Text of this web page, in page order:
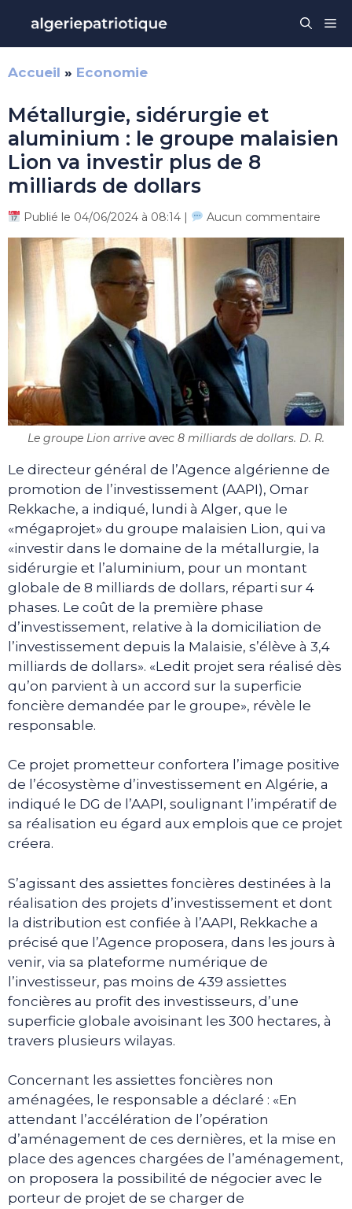
contenu
Accueil » Economie
Métallurgie, sidérurgie et
aluminium : le groupe malaisien
Lion va investir plus de 8
milliards de dollars
Publié le 04/06/2024 à 08:14 | Aucun commentaire
Le groupe Lion arrive avec 8 milliards de dollars. D. R.
Le directeur général de l’Agence algérienne de
promotion de l’investissement (AAPI), Omar
Rekkache, a indiqué, lundi à Alger, que le
«mégaprojet» du groupe malaisien Lion, qui va
«investir dans le domaine de la métallurgie, la
sidérurgie et l’aluminium, pour un montant
globale de 8 milliards de dollars, réparti sur 4
phases. Le coût de la première phase
d’investissement, relative à la domiciliation de
l’investissement depuis la Malaisie, s’élève à 3,4
milliards de dollars». «Ledit projet sera réalisé dès
qu’on parvient à un accord sur la superficie
foncière demandée par le groupe», révèle le
responsable.
Ce projet prometteur confortera l’image positive
de l’écosystème d’investissement en Algérie, a
indiqué le DG de l’AAPI, soulignant l’impératif de
sa réalisation eu égard aux emplois que ce projet
créera.
S’agissant des assiettes foncières destinées à la
réalisation des projets d’investissement et dont
la distribution est confiée à l’AAPI, Rekkache a
précisé que l’Agence proposera, dans les jours à
venir, via sa plateforme numérique de
l’investisseur, pas moins de 439 assiettes
foncières au profit des investisseurs, d’une
superficie globale avoisinant les 300 hectares, à
travers plusieurs wilayas.
Concernant les assiettes foncières non
aménagées, le responsable a déclaré : «En
attendant l’accélération de l’opération
d’aménagement de ces dernières, et la mise en
place des agences chargées de l’aménagement,
on proposera la possibilité de négocier avec le
porteur de projet de se charger de